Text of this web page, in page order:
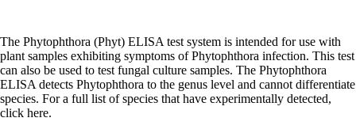
The Phytophthora (Phyt) ELISA test system is intended for use with
plant samples exhibiting symptoms of Phytophthora infection. This test
can also be used to test fungal culture samples. The Phytophthora
ELISA detects Phytophthora to the genus level and cannot differentiate
species. For a full list of species that have experimentally detected,
click here.